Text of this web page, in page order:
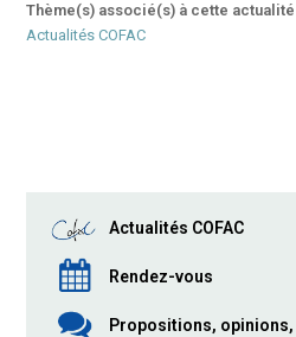
Thème(s) associé(s) à cette actualité
Actualités COFAC
Actualités COFAC
Rendez-vous
Propositions,